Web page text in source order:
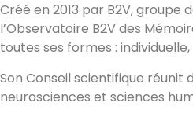
Créé en 2013 par B2V, groupe
l’Observatoire B2V des
toutes ses formes :
Son Conseil scientifique réunit
neurosciences et sciences